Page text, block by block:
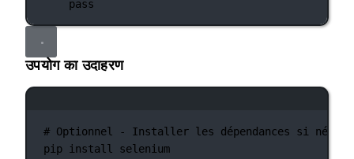
pass
उपयोग का उदाहरण
# Optionnel - Installer les dépendances si
pip
install
selenium